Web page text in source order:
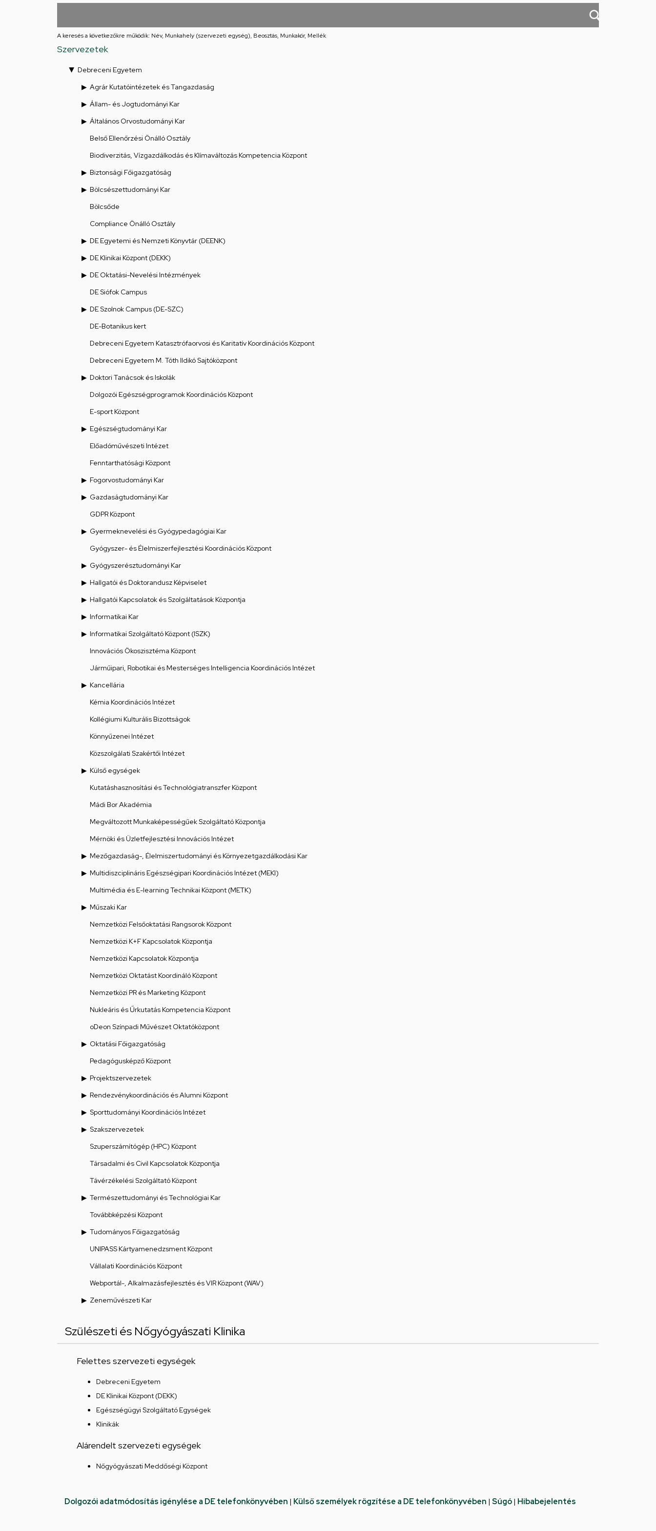
feladatellátási
A keresés a következőkre működik: Név, Munkahely (szervezeti egység), Beosztás, Munkakör, Mellék
Szervezetek
Debreceni Egyetem
Agrár Kutatóintézetek és Tangazdaság
Állam- és Jogtudományi Kar
Általános Orvostudományi Kar
Belső Ellenőrzési Önálló Osztály
Biodiverzitás, Vízgazdálkodás és Klímaváltozás Kompetencia Központ
Biztonsági Főigazgatóság
Bölcsészettudományi Kar
Bölcsőde
Compliance Önálló Osztály
DE Egyetemi és Nemzeti Könyvtár (DEENK)
DE Klinikai Központ (DEKK)
DE Oktatási-Nevelési Intézmények
DE Siófok Campus
DE Szolnok Campus (DE-SZC)
DE-Botanikus kert
Debreceni Egyetem Katasztrófaorvosi és Karitatív Koordinációs Központ
Debreceni Egyetem M. Tóth Ildikó Sajtóközpont
Doktori Tanácsok és Iskolák
Dolgozói Egészségprogramok Koordinációs Központ
E-sport Központ
Egészségtudományi Kar
Előadóművészeti Intézet
Fenntarthatósági Központ
Fogorvostudományi Kar
Gazdaságtudományi Kar
GDPR Központ
Gyermeknevelési és Gyógypedagógiai Kar
Gyógyszer- és Élelmiszerfejlesztési Koordinációs Központ
Gyógyszerésztudományi Kar
Hallgatói és Doktorandusz Képviselet
Hallgatói Kapcsolatok és Szolgáltatások Központja
Informatikai Kar
Informatikai Szolgáltató Központ (ISZK)
Innovációs Ökoszisztéma Központ
Járműipari, Robotikai és Mesterséges Intelligencia Koordinációs Intézet
Kancellária
Kémia Koordinációs Intézet
Kollégiumi Kulturális Bizottságok
Könnyűzenei Intézet
Közszolgálati Szakértői Intézet
Külső egységek
Kutatáshasznosítási és Technológiatranszfer Központ
Mádi Bor Akadémia
Megváltozott Munkaképességűek Szolgáltató Központja
Mérnöki és Üzletfejlesztési Innovációs Intézet
Mezőgazdaság-, Élelmiszertudományi és Környezetgazdálkodási Kar
Multidiszciplináris Egészségipari Koordinációs Intézet (MEKI)
Multimédia és E-learning Technikai Központ (METK)
Műszaki Kar
Nemzetközi Felsőoktatási Rangsorok Központ
Nemzetközi K+F Kapcsolatok Központja
Nemzetközi Kapcsolatok Központja
Nemzetközi Oktatást Koordináló Központ
Nemzetközi PR és Marketing Központ
Nukleáris és Űrkutatás Kompetencia Központ
oDeon Színpadi Művészet Oktatóközpont
Oktatási Főigazgatóság
Pedagógusképző Központ
Projektszervezetek
Rendezvénykoordinációs és Alumni Központ
Sporttudományi Koordinációs Intézet
Szakszervezetek
Szuperszámítógép (HPC) Központ
Társadalmi és Civil Kapcsolatok Központja
Távérzékelési Szolgáltató Központ
Természettudományi és Technológiai Kar
Továbbképzési Központ
Tudományos Főigazgatóság
UNIPASS Kártyamenedzsment Központ
Vállalati Koordinációs Központ
Webportál-, Alkalmazásfejlesztés és VIR Központ (WAV)
Zeneművészeti Kar
Szülészeti és Nőgyógyászati Klinika
Felettes szervezeti egységek
Debreceni Egyetem
DE Klinikai Központ (DEKK)
Egészségügyi Szolgáltató Egységek
Klinikák
Alárendelt szervezeti egységek
Nőgyógyászati Meddőségi Központ
Dolgozói adatmódosítás igénylése a DE telefonkönyvében | Külső személyek rögzítése a DE telefonkönyvében | Súgó| Hibabejelentés